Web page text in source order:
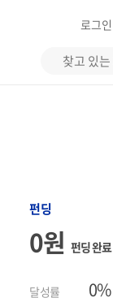
로그인
펀딩
0원 펀딩 완료
달성률 0%